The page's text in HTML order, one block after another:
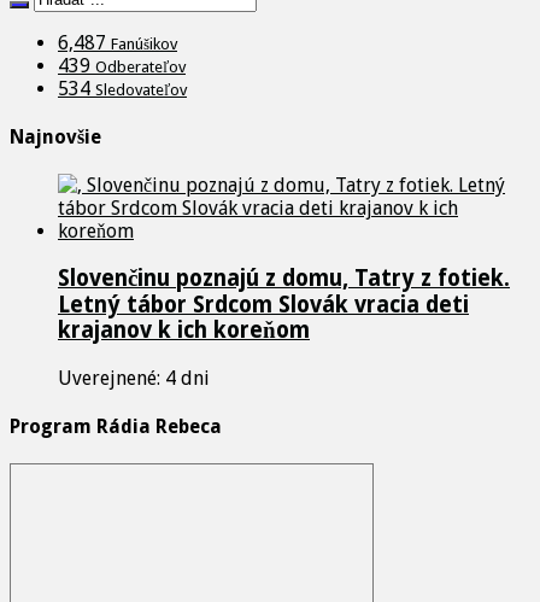
6,487 Fanúšikov
439 Odberateľov
534 Sledovateľov
Najnovšie
Slovenčinu poznajú z domu, Tatry z fotiek.
Letný tábor Srdcom Slovák vracia deti
krajanov k ich koreňom
Uverejnené: 4 dni
Program Rádia Rebeca